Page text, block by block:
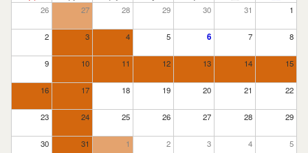
26 27 28 29 30 31 1
2 3 4 5 6 7 8
9 10 11 12 13 14 15
16 17 18 19 20 21 22
23 24 25 26 27 28 29
30 31 1 2 3 4 5